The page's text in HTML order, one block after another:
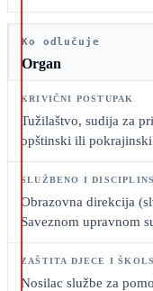
Ko odlučuje
Organ
Tužilaštvo, sudija za
opštinski ili pokrajinski
Obrazovna direkcija
Saveznom upravnom
Nosilac službe za